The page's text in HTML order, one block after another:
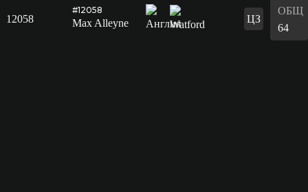
12058
#12058
Max Alleyne ЦЗ
ОБЩ
64